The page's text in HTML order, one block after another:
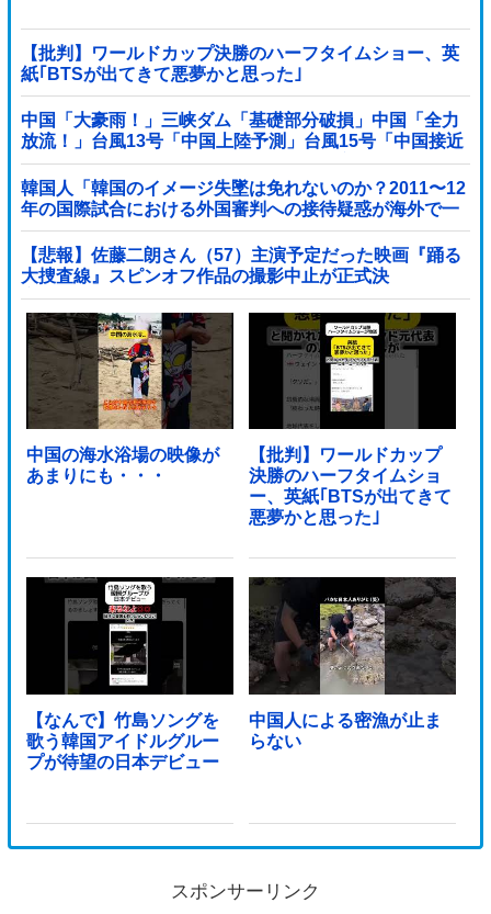
【批判】ワールドカップ決勝のハーフタイムショー、英
紙｢BTSが出てきて悪夢かと思った｣
中国「大豪雨！」三峡ダム「基礎部分破損」中国「全力
放流！」台風13号「中国上陸予測」台風15号「中国接近
（画像」中国「台風同時上陸！（穀物生産が壊滅危機」
→
韓国人「韓国のイメージ失墜は免れないのか？2011〜12
年の国際試合における外国審判への接待疑惑が海外で一
斉に報じられる‥」
【悲報】佐藤二朗さん（57）主演予定だった映画『踊る
大捜査線』スピンオフ作品の撮影中止が正式決
定・・・・・・・・・他
中国の海水浴場の映像が
あまりにも・・・
【批判】ワールドカップ
決勝のハーフタイムショ
ー、英紙｢BTSが出てきて
悪夢かと思った｣
【なんで】竹島ソングを
歌う韓国アイドルグルー
プが待望の日本デビュー
中国人による密漁が止ま
らない
スポンサーリンク